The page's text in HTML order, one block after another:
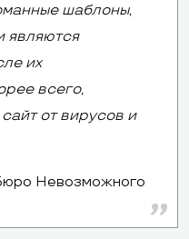
шаблоны,
являются
их
всего,
от вирусов и
Невозможного